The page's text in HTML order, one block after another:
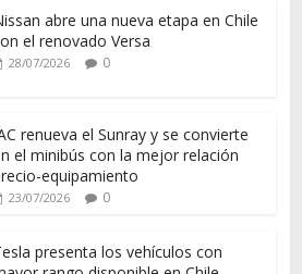
abre una nueva etapa en Chile
el renovado Versa
28/07/2026 0
renueva el Sunray y se convierte
el minibús con la mejor relación
equipamiento
23/07/2026 0
presenta los vehículos con